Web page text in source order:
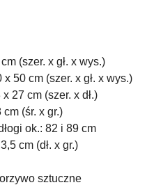
(szer. x gł. x wys.)
50 cm (szer. x gł. x wys.)
27 cm (szer. x dł.)
cm (śr. x gr.)
ok.: 82 i 89 cm
cm (dł. x gr.)
sztuczne